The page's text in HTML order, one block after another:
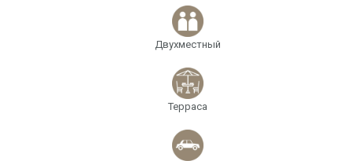
Двухместный
Терраса